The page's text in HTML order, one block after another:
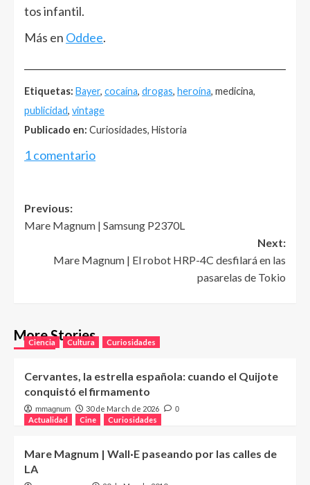
tos infantil.
Más en Oddee.
Etiquetas: Bayer, cocaína, drogas, heroína, medicina,
publicidad, vintage
Publicado en: Curiosidades, Historia
1 comentario
Post
navigation
Previous:
Mare Magnum | Samsung P2370L
Next:
Mare Magnum | El robot HRP-4C desfilará en las
pasarelas de Tokio
More Stories
Ciencia Cultura Curiosidades
Cervantes, la estrella española: cuando el Quijote
conquistó el firmamento
mmagnum 30 de March de 2026 0
Actualidad Cine Curiosidades
Mare Magnum | Wall·E paseando por las calles de
LA